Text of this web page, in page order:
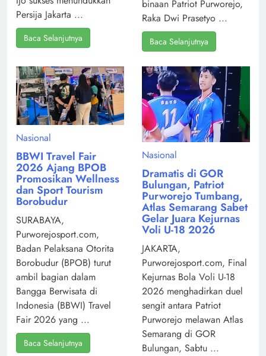
Persija Jakarta ...
Baca Selanjutnya
binaan Patriot Purworejo,
Raka Dwi Prasetyo ...
Baca Selanjutnya
Nasional
BBWI Travel Fair
2026 Ajang BPOB
Promosikan Wellness
dan Sport Tourism
Borobudur
SURABAYA,
Purworejosport.com,
Badan Pelaksana Otorita
Borobudur (BPOB) turut
ambil bagian dalam
Bangga Berwisata di
Indonesia (BBWI) Travel
Fair 2026 yang ...
Baca Selanjutnya
Nasional
Dramatis di GOR
Bulungan, Patriot
Purworejo Tumbang,
Atlas Semarang Sabet
Gelar Juara Kejurnas
Voli U-18 2026
JAKARTA,
Purworejosport.com, Final
Kejurnas Bola Voli U-18
2026 menghadirkan duel
sengit antara Patriot
Purworejo melawan Atlas
Semarang di GOR
Bulungan, Sabtu ...